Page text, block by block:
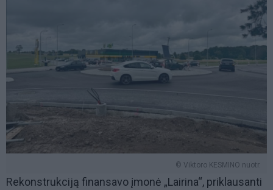
© Viktoro KESMINO nuotr.
Rekonstrukciją finansavo įmonė „Lairina“, priklausanti